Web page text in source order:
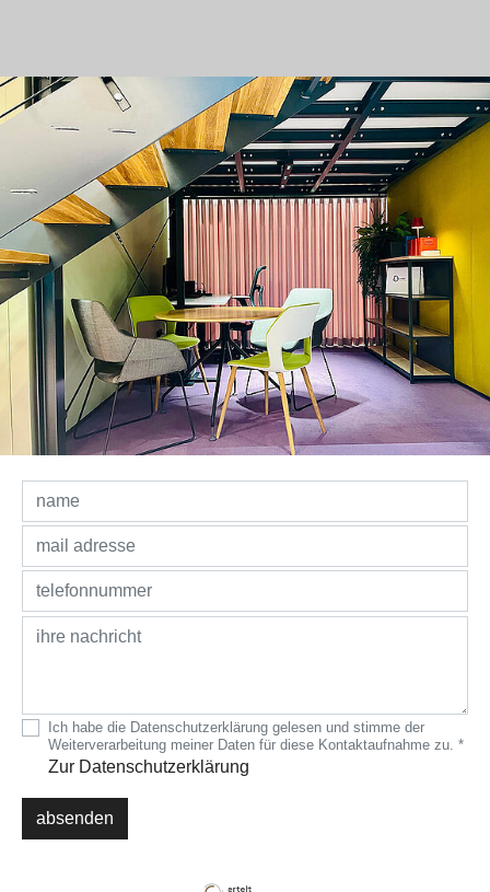
Ich habe die Datenschutzerklärung gelesen und stimme der
Weiterverarbeitung meiner Daten für diese Kontaktaufnahme zu. *
Zur Datenschutzerklärung
absenden